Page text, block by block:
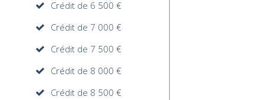
Crédit de 6 500 €
Crédit de 7 000 €
Crédit de 7 500 €
Crédit de 8 000 €
Crédit de 8 500 €